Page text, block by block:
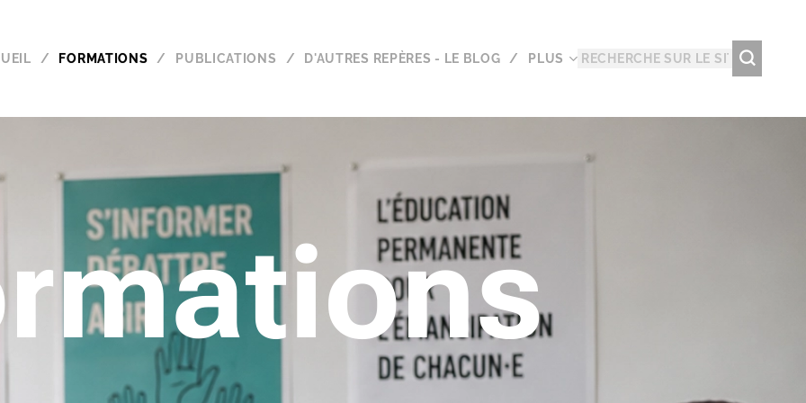
FORMATIONS PUBLICATIONS D'AUTRES REPÈRES - LE BLOG PLUS